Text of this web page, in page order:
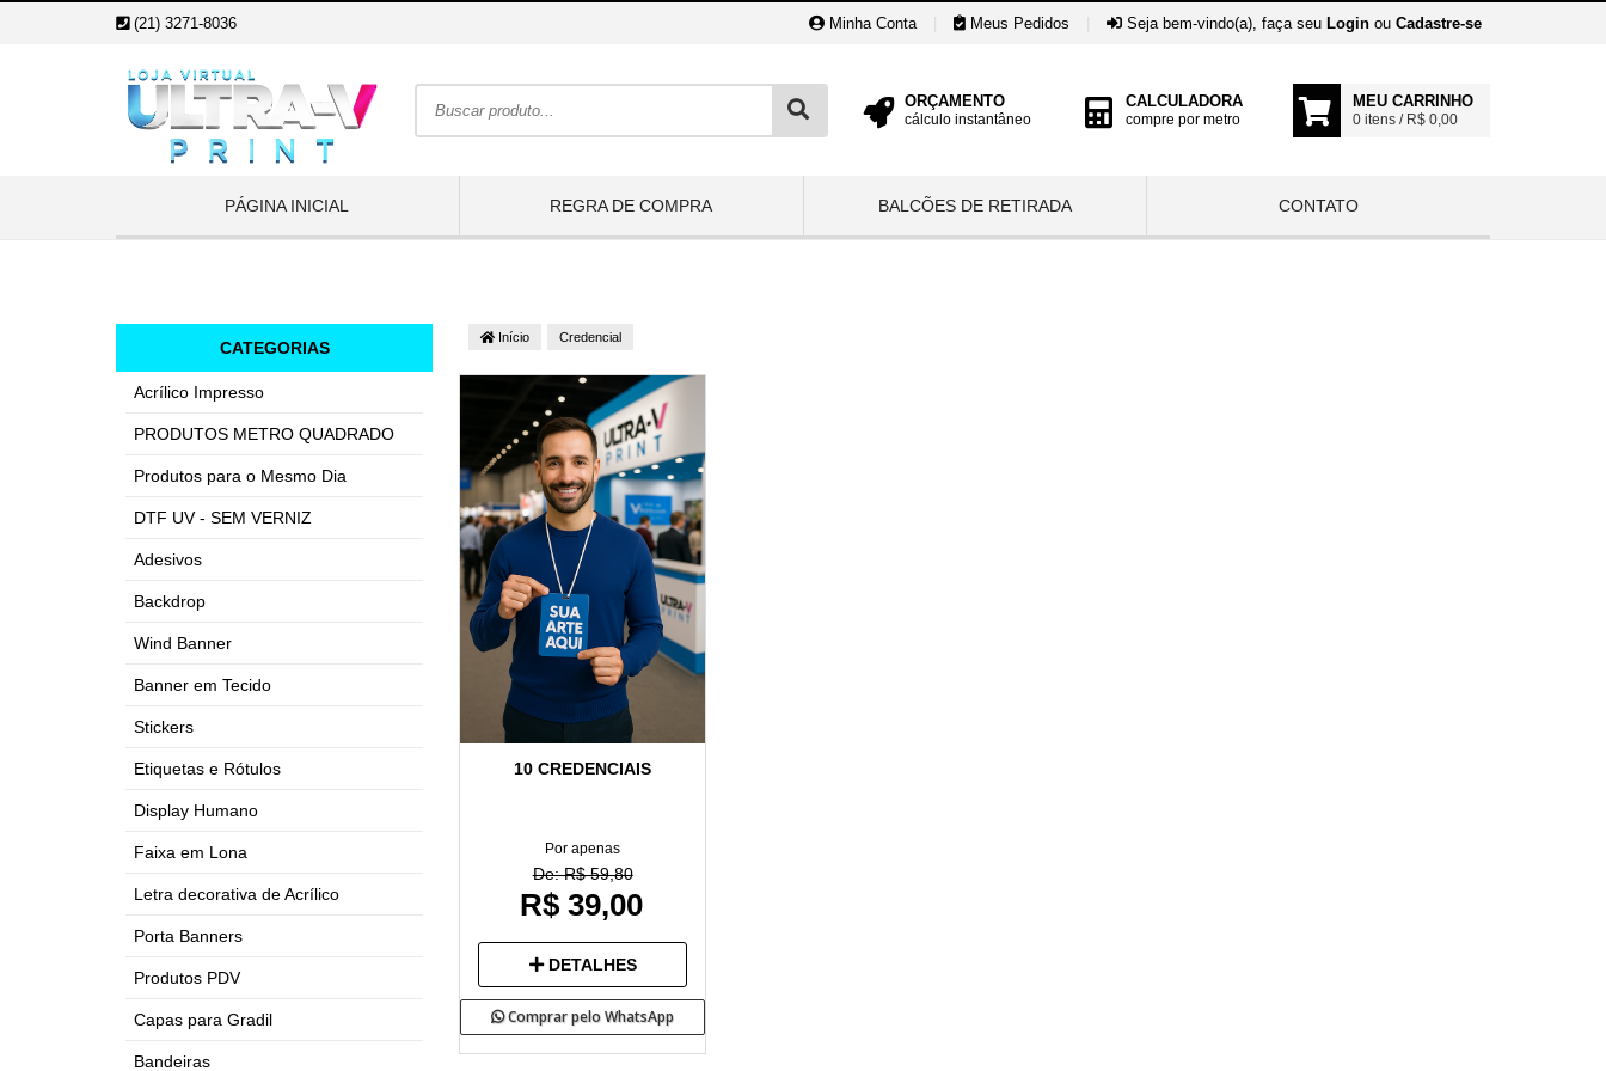
(21) 3271-8036 Minha Conta Meus Pedidos Seja bem-vindo(a), faça seu Login ou Cadastre-se
ORÇAMENTO
cálculo instantâneo
CALCULADORA
compre por metro
MEU CARRINHO
0 itens / R$ 0,00
PÁGINA INICIAL REGRA DE COMPRA BALCÕES DE RETIRADA CONTATO
CATEGORIAS
Acrílico Impresso
PRODUTOS METRO QUADRADO
Produtos para o Mesmo Dia
DTF UV - SEM VERNIZ
Adesivos
Backdrop
Wind Banner
Banner em Tecido
Stickers
Etiquetas e Rótulos
Display Humano
Faixa em Lona
Letra decorativa de Acrílico
Porta Banners
Produtos PDV
Capas para Gradil
Bandeiras
Início Credencial
10 CREDENCIAIS
Por apenas
De: R$ 59,80
R$ 39,00
DETALHES
Comprar pelo WhatsApp